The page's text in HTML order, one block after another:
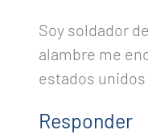
Soy soldador
alambre me
estados unidos
Responder